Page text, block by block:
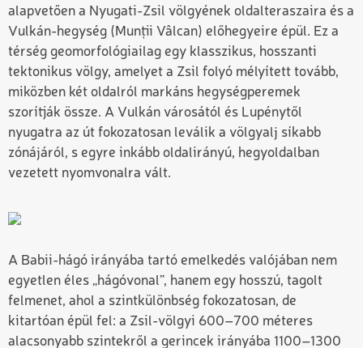
alapvetően a Nyugati-Zsil völgyének oldalteraszaira és a
Vulkán-hegység (Munții Vâlcan) előhegyeire épül. Ez a
térség geomorfológiailag egy klasszikus, hosszanti
tektonikus völgy, amelyet a Zsil folyó mélyített tovább,
miközben két oldalról markáns hegységperemek
szorítják össze. A Vulkán városától és Lupénytől
nyugatra az út fokozatosan leválik a völgyalj síkabb
zónájáról, s egyre inkább oldalirányú, hegyoldalban
vezetett nyomvonalra vált.
A Babii-hágó irányába tartó emelkedés valójában nem
egyetlen éles „hágóvonal”, hanem egy hosszú, tagolt
felmenet, ahol a szintkülönbség fokozatosan, de
kitartóan épül fel: a Zsil-völgyi 600–700 méteres
alacsonyabb szintekről a gerincek irányába 1100–1300